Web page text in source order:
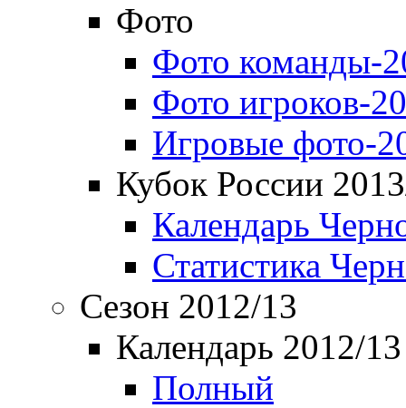
Фото
Фото команды-
Фото игроков-
Игровые фото-
Кубок России
Календарь
Статистика
Сезон 2012/13
Календарь 2012/13
Полный